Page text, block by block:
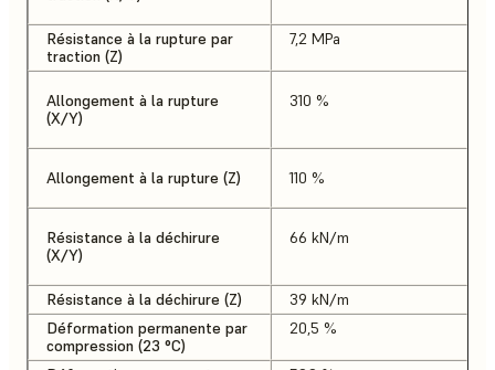
Résistance à la rupture par
traction (Z)
7,2 MPa
Allongement à la rupture
(X/Y)
310 %
Allongement à la rupture (Z) 110 %
Résistance à la déchirure
(X/Y)
66 kN/m
Résistance à la déchirure (Z)
39 kN/m
Déformation permanente par
compression (23 °C)
20,5 %